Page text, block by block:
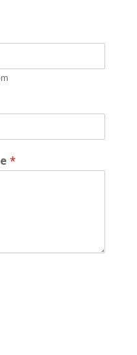
*